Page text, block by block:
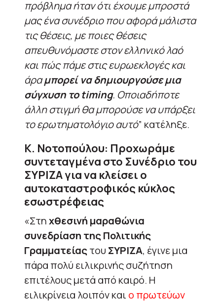
πρόβλημα ήταν ότι έχουμε μπροστά
μας ένα συνέδριο που αφορά μάλιστα
τις θέσεις, με ποιες θέσεις
απευθυνόμαστε στον ελληνικό λαό
και πώς πάμε στις ευρωεκλογές και
άραμπορεί να δημιουργούσε μια
σύγχυση το timing. Οποιαδήποτε
άλλη στιγμή θα μπορούσε να υπάρξει
το ερωτηματολόγιο αυτό” κατέληξε.
Κ. Νοτοπούλου: Προχωράμε
συντεταγμένα στο Συνέδριο του
ΣΥΡΙΖΑ για να κλείσει ο
αυτοκαταστροφικός κύκλος
εσωστρέφειας
«Στηχθεσινή μαραθώνια
συνεδρίαση της Πολιτικής
Γραμματείαςτου ΣΥΡΙΖΑ, έγινε μια
πάρα πολύ ειλικρινής συζήτηση
επιτέλους μετά από καιρό. Η
ειλικρίνεια λοιπόν και ο πρωτεύων